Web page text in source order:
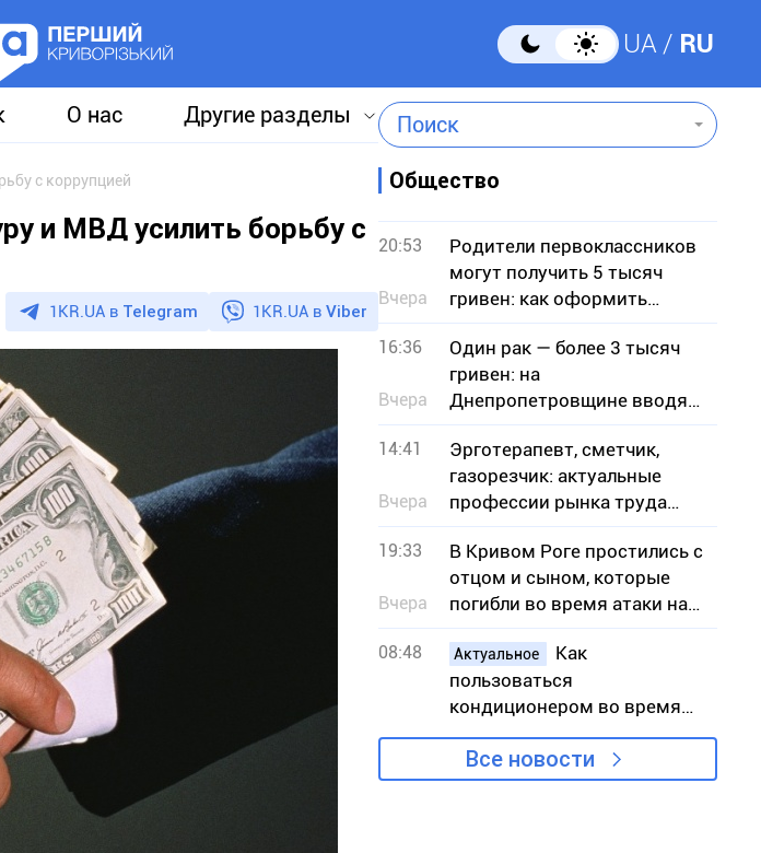
UA RU
О нас Другие разделы Поиск
с коррупцией
и МВД усилить борьбу с
1KR.UA в Telegram 1KR.UA в Viber
Общество
20:53
Вчера
Родители первоклассников
могут получить 5 тысяч
гривен: как оформить
«Пакет школьника»
16:36
Вчера
Один рак — более 3 тысяч
гривен: на
Днепропетровщине вводят
запрет на отлов
14:41
Вчера
Эрготерапевт, сметчик,
газорезчик: актуальные
профессии рынка труда
Днепропетровщины в
августе
19:33
Вчера
В Кривом Роге простились с
отцом и сыном, которые
погибли во время атаки на
АЗС
08:48 Актуальное
Как
пользоваться
кондиционером во время
жары, чтобы снизить риск
вынужденных отключений
света
Все новости